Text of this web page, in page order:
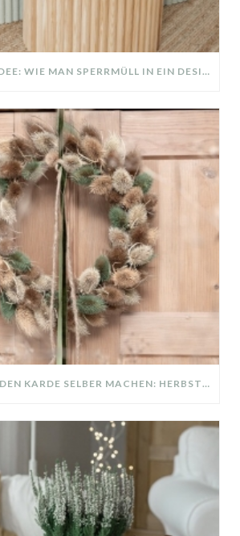
DIY UPCYLING IDEE: WIE MAN SPERRMÜLL IN EIN DESIGNER TEIL VERWANDELT
KRANZ AUS WILDEN KARDE SELBER MACHEN: HERBSTDEKO GANZ EINFACH